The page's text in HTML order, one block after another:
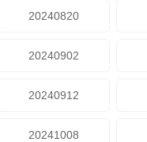
20240820
20240902
20240912
20241008